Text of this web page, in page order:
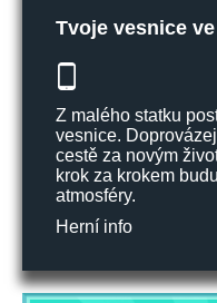
Tvoje vesnice
Z malého statku
vesnice.
cestě za novým
krok za krokem
atmosféry.
Herní info